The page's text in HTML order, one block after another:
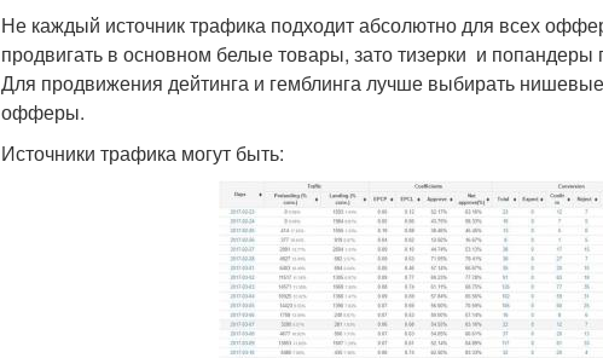
Не каждый источник трафика подходит абсолютно для всех
продвигать в основном белые товары, зато тизерки и попандеры
Для продвижения дейтинга и гемблинга лучше выбирать
офферы.
Источники трафика могут быть: